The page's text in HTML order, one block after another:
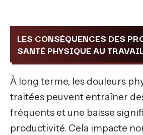
LES CONSÉQUENCES DES
SANTÉ PHYSIQUE AU
À long terme, les douleurs
traitées peuvent entraîner
fréquents et une baisse
productivité. Cela impacte